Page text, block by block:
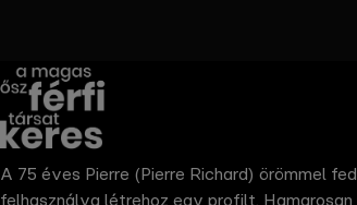
page
A 75 éves Pierre (Pierre Richard) örömmel
felhasználva létrehoz egy profilt.